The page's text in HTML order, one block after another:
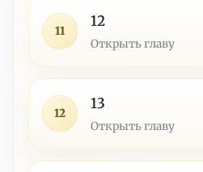
11
12
Открыть главу
12
13
Открыть главу